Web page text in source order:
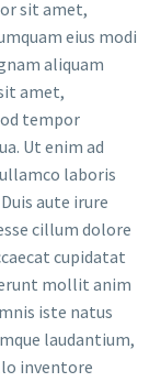
sit amet,
eius modi
aliquam
amet,
tempor
Ut enim ad
laboris
aute irure
cillum dolore
cupidatat
mollit anim
iste natus
laudantium,
inventore